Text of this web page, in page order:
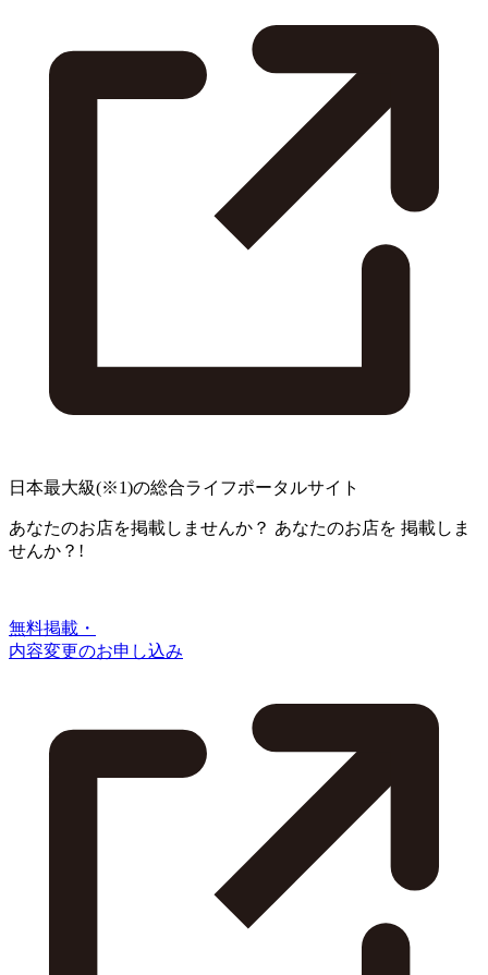
日本最大級(※1)の総合ライフポータルサイト
あなたのお店を掲載しませんか？ あなたのお店を 掲載しま
せんか？!
無料掲載・
内容変更のお申し込み